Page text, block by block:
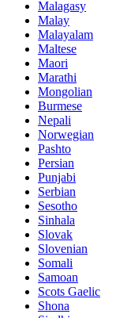
Malagasy
Malay
Malayalam
Maltese
Maori
Marathi
Mongolian
Burmese
Nepali
Norwegian
Pashto
Persian
Punjabi
Serbian
Sesotho
Sinhala
Slovak
Slovenian
Somali
Samoan
Scots Gaelic
Shona